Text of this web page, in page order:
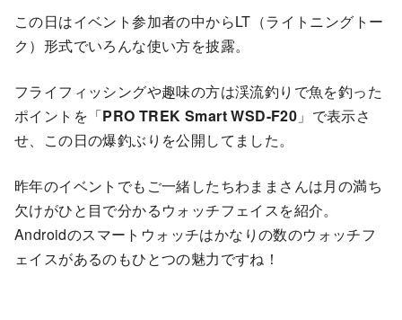
この日はイベント参加者の中からLT（ライトニングトー
ク）形式でいろんな使い方を披露。
フライフィッシングや趣味の方は渓流釣りで魚を釣った
ポイントを「PRO TREK Smart WSD-F20 」で表示さ
せ、この日の爆釣ぶりを公開してました。
昨年のイベントでもご一緒したちわままさんは月の満ち
欠けがひと目で分かるウォッチフェイスを紹介。
Androidのスマートウォッチはかなりの数のウォッチフ
ェイスがあるのもひとつの魅力ですね！